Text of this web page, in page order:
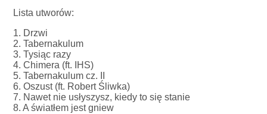
Lista utworów:
1. Drzwi
2. Tabernakulum
3. Tysiąc razy
4. Chimera (ft. IHS)
5. Tabernakulum cz. II
6. Oszust (ft. Robert Śliwka)
7. Nawet nie usłyszysz, kiedy to się stanie
8. A światłem jest gniew